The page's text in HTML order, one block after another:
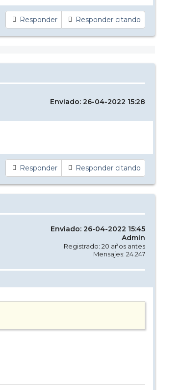
Responder Responder citando
Enviado: 26-04-2022 15:28
Responder Responder citando
Enviado: 26-04-2022 15:45
Admin
Registrado: 20 años antes
Mensajes: 24.247